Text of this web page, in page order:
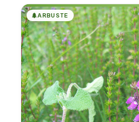
🌲ARBUSTE